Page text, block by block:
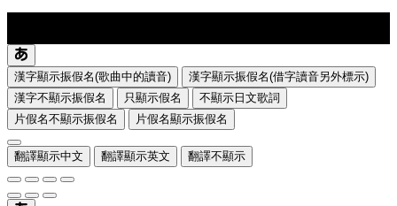
漢字顯示振假名(歌曲中的讀音)
漢字顯示振假名(借字讀音另外標示)
漢字不顯示振假名
只顯示假名
不顯示日文歌詞
片假名不顯示振假名
片假名顯示振假名
翻譯顯示中文 翻譯顯示英文 翻譯不顯示